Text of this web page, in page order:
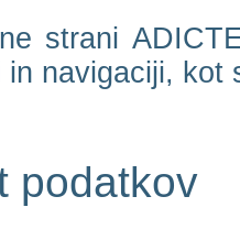
strani
in navigaciji, kot
podatkov